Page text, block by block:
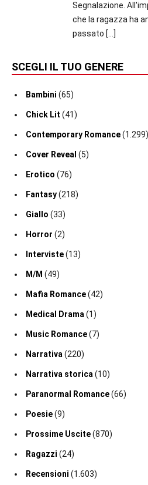
Segnalazione.
che la ragazza ha
passato […]
SCEGLI IL TUO GENERE
Bambini (65)
Chick Lit (41)
Contemporary Romance(1.299)
Cover Reveal (5)
Erotico (76)
Fantasy(218)
Giallo (33)
Horror (2)
Interviste(13)
M/M (49)
Mafia Romance(42)
Medical Drama (1)
Music Romance(7)
Narrativa (220)
Narrativa storica (10)
Paranormal Romance(66)
Poesie(9)
Prossime Uscite(870)
Ragazzi (24)
Recensioni (1.603)